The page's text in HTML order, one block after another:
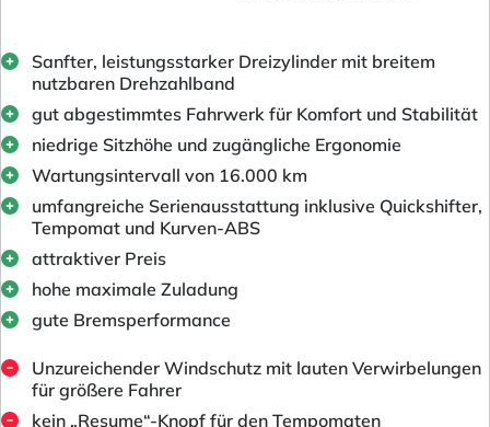
Sanfter, leistungsstarker Dreizylinder mit breitem
nutzbaren Drehzahlband
gut abgestimmtes Fahrwerk für Komfort und Stabilität
niedrige Sitzhöhe und zugängliche Ergonomie
Wartungsintervall von 16.000 km
umfangreiche Serienausstattung inklusive Quickshifter,
Tempomat und Kurven-ABS
attraktiver Preis
hohe maximale Zuladung
gute Bremsperformance
Unzureichender Windschutz mit lauten Verwirbelungen
für größere Fahrer
kein „Resume“-Knopf für den Tempomaten